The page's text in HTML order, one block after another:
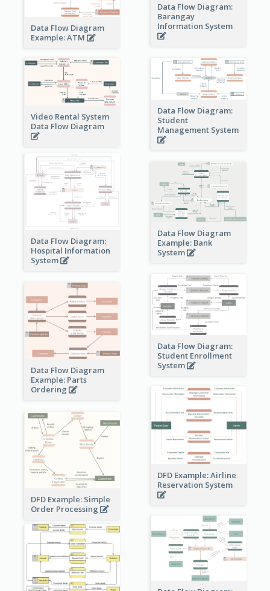
Data Flow Diagram:
Barangay
Information System
Data Flow Diagram
Example: ATM
Video Rental System
Data Flow Diagram
Data Flow Diagram:
Student
Management System
Data Flow Diagram:
Hospital Information
System
Data Flow Diagram
Example: Bank
System
Data Flow Diagram:
Student Enrollment
System
Data Flow Diagram
Example: Parts
Ordering
DFD Example: Airline
Reservation System
DFD Example: Simple
Order Processing